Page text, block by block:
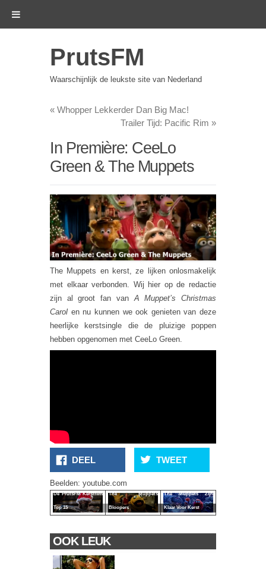
PrutsFM
Waarschijnlijk de leukste site van Nederland
« Whopper Lekkerder Dan Big Mac!
Trailer Tijd: Pacific Rim »
In Première: CeeLo
Green & The Muppets
The Muppets en kerst, ze lijken onlosmakelijk
met elkaar verbonden. Wij hier op de redactie
zijn al groot fan vanA Muppet’s Christmas
Carol en nu kunnen we ook genieten van deze
heerlijke kerstsingle die de pluizige poppen
hebben opgenomen met CeeLo Green.
DEEL TWEET
Beelden: youtube.com
De PrutsFM Kerstfilm
Top 15
The Muppets
Bloopers
The Muppets Zijn
Klaar Voor Kerst
OOK LEUK